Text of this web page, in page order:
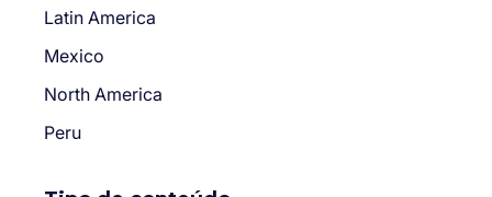
Latin America
Mexico
North America
Peru